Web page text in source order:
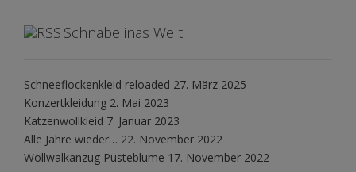
Schnabelinas Welt
Schneeflockenkleid reloaded 27. März 2025
Konzertkleidung 2. Mai 2023
Katzenwollkleid 7. Januar 2023
Alle Jahre wieder… 22. November 2022
Wollwalkanzug Pusteblume 17. November 2022